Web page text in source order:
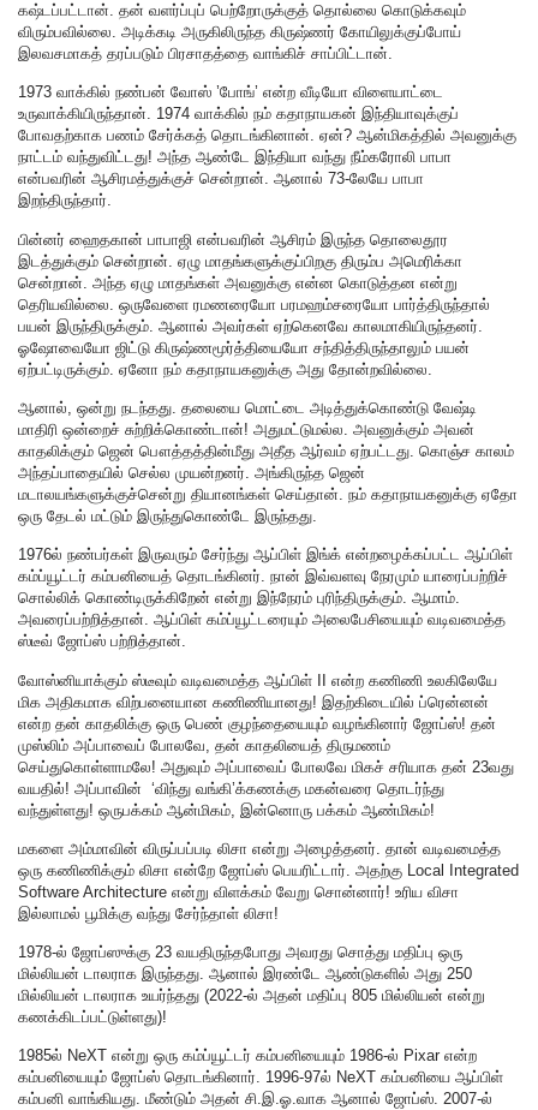
கஷ்டப்பட்டான். தன் வளர்ப்புப் பெற்றோருக்குத் தொல்லை கொடுக்கவும்
விரும்பவில்லை. அடிக்கடி அருகிலிருந்த கிருஷ்ணர் கோயிலுக்குப்போய்
இலவசமாகத் தரப்படும் பிரசாதத்தை வாங்கிச் சாப்பிட்டான்.
1973 வாக்கில் நண்பன் வோஸ் ’போங்’ என்ற வீடியோ விளையாட்டை
உருவாக்கியிருந்தான். 1974 வாக்கில் நம் கதாநாயகன் இந்தியாவுக்குப்
போவதற்காக பணம் சேர்க்கத் தொடங்கினான். ஏன்? ஆன்மிகத்தில் அவனுக்கு
நாட்டம் வந்துவிட்டது! அந்த ஆண்டே இந்தியா வந்து நீம்கரோலி பாபா
என்பவரின் ஆசிரமத்துக்குச் சென்றான். ஆனால் 73-லேயே பாபா
இறந்திருந்தார்.
பின்னர் ஹைதகான் பாபாஜி என்பவரின் ஆசிரம் இருந்த தொலைதூர
இடத்துக்கும் சென்றான். ஏழு மாதங்களுக்குப்பிறகு திரும்ப அமெரிக்கா
சென்றான். அந்த ஏழு மாதங்கள் அவனுக்கு என்ன கொடுத்தன என்று
தெரியவில்லை. ஒருவேளை ரமணரையோ பரமஹம்சரையோ பார்த்திருந்தால்
பயன் இருந்திருக்கும். ஆனால் அவர்கள் ஏற்கெனவே காலமாகியிருந்தனர்.
ஓஷோவையோ ஜிட்டு கிருஷ்ணமூர்த்தியையோ சந்தித்திருந்தாலும் பயன்
ஏற்பட்டிருக்கும். ஏனோ நம் கதாநாயகனுக்கு அது தோன்றவில்லை.
ஆனால், ஒன்று நடந்தது. தலையை மொட்டை அடித்துக்கொண்டு வேஷ்டி
மாதிரி ஒன்றைச் சுற்றிக்கொண்டான்! அதுமட்டுமல்ல. அவனுக்கும் அவன்
காதலிக்கும் ஜென் பௌத்தத்தின்மீது அதீத ஆர்வம் ஏற்பட்டது. கொஞ்ச காலம்
அந்தப்பாதையில் செல்ல முயன்றனர். அங்கிருந்த ஜென்
மடாலயங்களுக்குச்சென்று தியானங்கள் செய்தான். நம் கதாநாயகனுக்கு ஏதோ
ஒரு தேடல் மட்டும் இருந்துகொண்டே இருந்தது.
1976ல் நண்பர்கள் இருவரும் சேர்ந்து ஆப்பிள் இங்க் என்றழைக்கப்பட்ட ஆப்பிள்
கம்ப்யூட்டர் கம்பனியைத் தொடங்கினர். நான் இவ்வளவு நேரமும் யாரைப்பற்றிச்
சொல்லிக் கொண்டிருக்கிறேன் என்று இந்நேரம் புரிந்திருக்கும். ஆமாம்.
அவரைப்பற்றித்தான். ஆப்பிள் கம்ப்யூட்டரையும் அலைபேசியையும் வடிவமைத்த
ஸ்டீவ் ஜோப்ஸ் பற்றித்தான்.
வோஸ்னியாக்கும் ஸ்டீவும் வடிவமைத்த ஆப்பிள் II என்ற கணிணி உலகிலேயே
மிக அதிகமாக விற்பனையான கணிணியானது! இதற்கிடையில் ப்ரென்னன்
என்ற தன் காதலிக்கு ஒரு பெண் குழந்தையையும் வழங்கினார் ஜோப்ஸ்! தன்
முஸ்லிம் அப்பாவைப் போலவே, தன் காதலியைத் திருமணம்
செய்துகொள்ளாமலே! அதுவும் அப்பாவைப் போலவே மிகச் சரியாக தன் 23வது
வயதில்! அப்பாவின் ‘விந்து வங்கி’க்கணக்கு மகன்வரை தொடர்ந்து
வந்துள்ளது! ஒருபக்கம் ஆன்மிகம், இன்னொரு பக்கம் ஆண்மிகம்!
மகளை அம்மாவின் விருப்பப்படி லிசா என்று அழைத்தனர். தான் வடிவமைத்த
ஒரு கணிணிக்கும் லிசா என்றே ஜோப்ஸ் பெயரிட்டார். அதற்கு Local Integrated
Software Architecture என்று விளக்கம் வேறு சொன்னார்! உரிய விசா
இல்லாமல் பூமிக்கு வந்து சேர்ந்தாள் லிசா!
1978-ல் ஜோப்ஸுக்கு 23 வயதிருந்தபோது அவரது சொத்து மதிப்பு ஒரு
மில்லியன் டாலராக இருந்தது. ஆனால் இரண்டே ஆண்டுகளில் அது 250
மில்லியன் டாலராக உயர்ந்தது (2022-ல் அதன் மதிப்பு 805 மில்லியன் என்று
கணக்கிடப்பட்டுள்ளது)!
1985ல் NeXT என்று ஒரு கம்ப்யூட்டர் கம்பனியையும் 1986-ல் Pixar என்ற
கம்பனியையும் ஜோப்ஸ் தொடங்கினார். 1996-97ல் NeXT கம்பனியை ஆப்பிள்
கம்பனி வாங்கியது. மீண்டும் அதன் சி.இ.ஓ.வாக ஆனால் ஜோப்ஸ். 2007-ல்